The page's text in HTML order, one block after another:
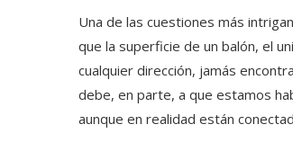
Una de las cuestiones más
que la superficie de un balón, el
cualquier dirección, jamás
debe, en parte, a que estamos
aunque en realidad están